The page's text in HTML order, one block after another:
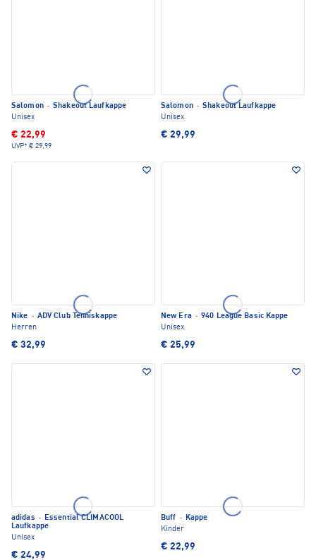
Salomon · Shakeout Laufkappe
Unisex
€ 22,99
UVP* € 29,99
Salomon · Shakeout Laufkappe
Unisex
€ 29,99
Nike · ADV Club Tenniskappe
Herren
€ 32,99
New Era · 940 League Basic Kappe
Unisex
€ 25,99
adidas · Essential CLIMACOOL
Laufkappe
Unisex
€ 24,99
Buff · Kappe
Kinder
€ 22,99